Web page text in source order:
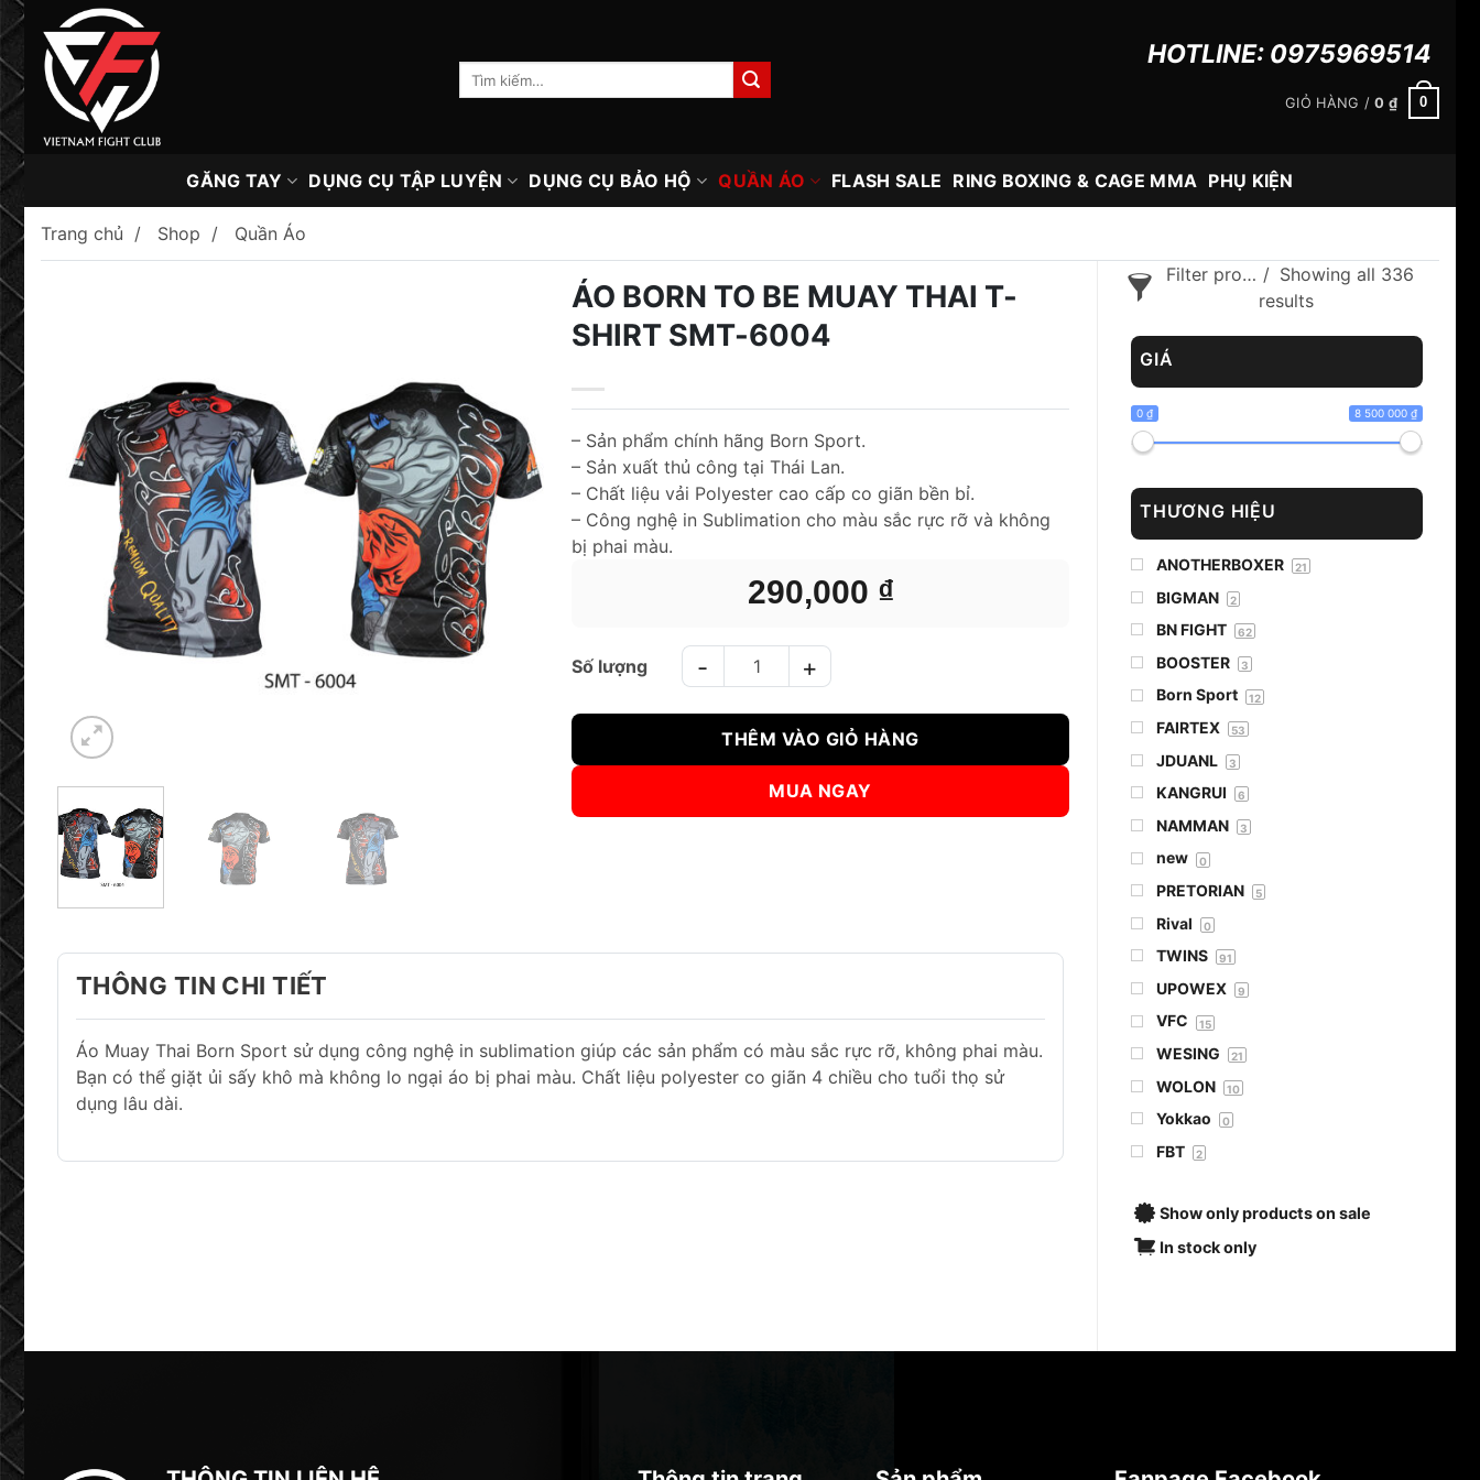
Skip
content
kiếm:
HOTLINE: 0975969514
GIỎ HÀNG /0 ₫ 0
GĂNG TAY DỤNG CỤ TẬP LUYỆN DỤNG CỤ BẢO HỘ QUẦN ÁO FLASH SALE RING BOXING & CAGE MMA PHỤ KIỆN
Trang chủ Shop
Quần Áo
Filter products
Showing all 336
results
GIÁ
0 ₫ 8 500 000 ₫
THƯƠNG HIỆU
ANOTHERBOXER 21
BIGMAN 2
BN FIGHT 62
BOOSTER 3
Born Sport 12
FAIRTEX 53
JDUANL 3
KANGRUI 6
NAMMAN 3
new 0
PRETORIAN 5
Rival 0
TWINS 91
UPOWEX 9
VFC 15
WESING 21
WOLON 10
Yokkao 0
FBT 2
Show only products on sale
In stock only
ÁO BORN TO BE MUAY THAI T-
SHIRT SMT-6004
290,000 ₫
– Sản phẩm chính hãng Born Sport.
– Sản xuất thủ công tại Thái Lan.
– Chất liệu vải Polyester cao cấp co giãn bền bỉ.
– Công nghệ in Sublimation cho màu sắc rực rỡ và không
bị phai màu.
ÁO BORN TO BE MUAY THAI T-SHIRT SMT-6004 số lượng
THÊM VÀO GIỎ HÀNG
MUA NGAY
THÔNG TIN CHI TIẾT
Áo Muay Thai Born Sport sử dụng công nghệ in sublimation giúp các sản phẩm có màu sắc rực rỡ, không phai màu.
Bạn có thể giặt ủi sấy khô mà không lo ngại áo bị phai màu. Chất liệu polyester co giãn 4 chiều cho tuổi thọ sử
dụng lâu dài.